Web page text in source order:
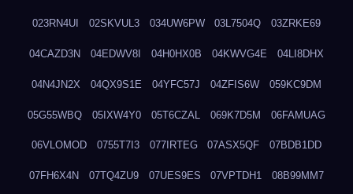
023RN4UI 02SKVUL3 034UW6PW 03L7504Q 03ZRKE69
04CAZD3N 04EDWV8I 04H0HX0B 04KWVG4E 04LI8DHX
04N4JN2X 04QX9S1E 04YFC57J 04ZFIS6W 059KC9DM
05G55WBQ 05IXW4Y0 05T6CZAL 069K7D5M 06FAMUAG
06VLOMOD 0755T7I3 077IRTEG 07ASX5QF 07BDB1DD
07FH6X4N 07TQ4ZU9 07UES9ES 07VPTDH1 08B99MM7